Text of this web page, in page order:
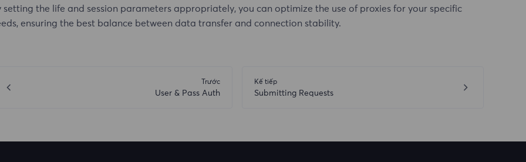
setting the life and session parameters appropriately, you can optimize the use of proxies for your specific
ensuring the best balance between data transfer and connection stability.
Trước
User & Pass Auth
Kế tiếp
Submitting Requests